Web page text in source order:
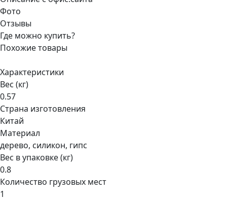
Фото
Отзывы
Где можно купить?
Похожие товары
Характеристики
Вес (кг)
0.57
Страна изготовления
Китай
Материал
дерево, силикон, гипс
Вес в упаковке (кг)
0.8
Количество грузовых мест
1